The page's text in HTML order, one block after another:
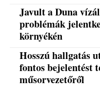
Javult a Duna
problémák
környékén
Hosszú hallgatás
fontos bejelentést
műsorvezetőről